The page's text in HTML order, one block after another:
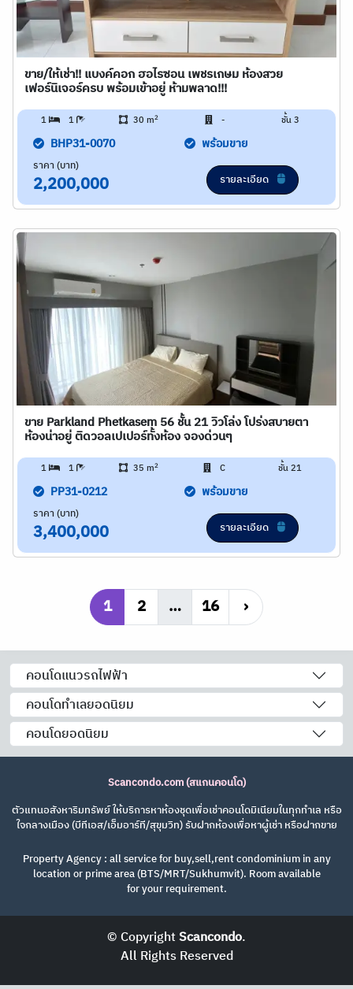
ขาย/ให้เช่า!! แบงค์คอก ฮอไรซอน เพชรเกษม ห้องสวย
เฟอร์นิเจอร์ครบ พร้อมเข้าอยู่ ห้ามพลาด!!!
1 1 30 m2 - ชั้น 3
BHP31-0070 พร้อมขาย
ราคา (บาท)
2,200,000 รายละเอียด
ขาย Parkland Phetkasem 56 ชั้น 21 วิวโล่ง โปร่งสบายตา
ห้องน่าอยู่ ติดวอลเปเปอร์ทั้งห้อง จองด่วนๆ
1 1 35 m2 C ชั้น 21
PP31-0212 พร้อมขาย
ราคา (บาท)
3,400,000 รายละเอียด
1 2 … 16 ›
คอนโดแนวรถไฟฟ้า
คอนโดทำเลยอดนิยม
คอนโดยอดนิยม
Scancondo.com (สแกนคอนโด)
ตัวแทนอสังหาริมทรัพย์ ให้บริการหาห้องชุดเพื่อเช่าคอนโดมิเนียมในทุกทำเล หรือ
ใจกลางเมือง (บีทีเอส/เอ็มอาร์ที/สุขุมวิท) รับฝากห้องเพื่อหาผู้เช่า หรือฝากขาย
Property Agency : all service for buy,sell,rent condominium in any
location or prime area (BTS/MRT/Sukhumvit). Room available
for your requirement.
© CopyrightScancondo.
All Rights Reserved